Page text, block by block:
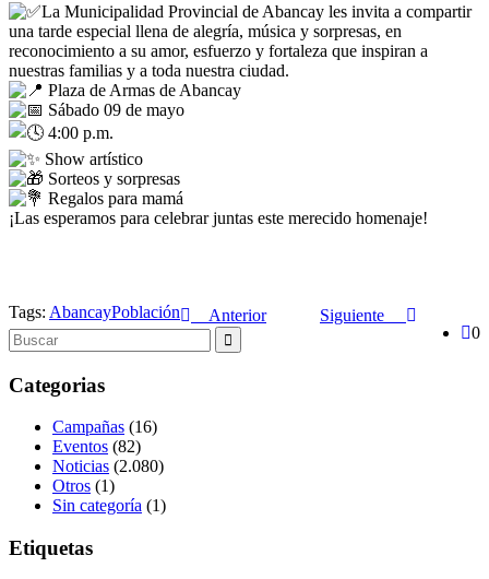
La Municipalidad Provincial de Abancay les invita a compartir
una tarde especial llena de alegría, música y sorpresas, en
reconocimiento a su amor, esfuerzo y fortaleza que inspiran a
nuestras familias y a toda nuestra ciudad.
Plaza de Armas de Abancay
Sábado 09 de mayo
4:00 p.m.
Show artístico
Sorteos y sorpresas
Regalos para mamá
¡Las esperamos para celebrar juntas este merecido homenaje!
Tags: AbancayPoblación
0
Anterior Siguiente
Categorias
Campañas (16)
Eventos (82)
Noticias (2.080)
Otros (1)
Sin categoría (1)
Etiquetas